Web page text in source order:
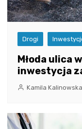
Drogi
Młoda ulica
inwestycja
Kamila Kalinowska